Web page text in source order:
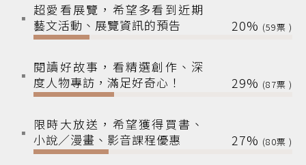
超愛看展覽，希望多看到近期
藝文活動、展覽資訊的預告
20% 59
閱讀好故事，看精選創作、深
度人物專訪，滿足好奇心！
29% 87
限時大放送，希望獲得買書、
小說／漫畫、影音課程優惠
27% 80